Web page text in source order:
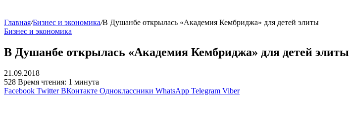
Главная/Бизнес и экономика/В Душанбе открылась «Академия Кембриджа» для детей элиты
Бизнес и экономика
В Душанбе открылась «Академия Кембриджа» для детей элиты
21.09.2018
528 Время чтения: 1 минута
Facebook Twitter ВКонтакте Одноклассники WhatsApp Telegram Viber